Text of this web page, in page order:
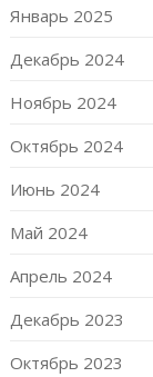
Январь 2025
Декабрь 2024
Ноябрь 2024
Октябрь 2024
Июнь 2024
Май 2024
Апрель 2024
Декабрь 2023
Октябрь 2023